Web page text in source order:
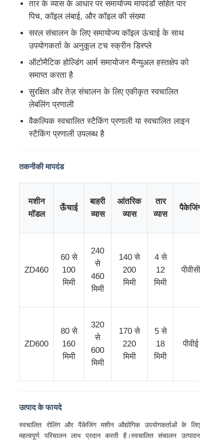
फैक्टरी यात्रा
गुणवत्ता नियंत्रण
हमसे संपर्क करें
समाचार
एक बोली का अनुरोध
एक्सट्रूज़न उत्पादन लाइन
तार फँसाने की मशीन
डबल ट्विस्ट स्ट्रैंडिंग मशीन
केबलिंग मशीन
तार के व्यास के आधार पर समायोज्य मापदंडों सहित पार
पिच, कॉइल लंबाई, और कॉइल की संख्या
सरल संचालन के लिए समायोज्य कॉइल ऊंचाई के साथ
उपयोगकर्ता के अनुकूल टच स्क्रीन डिस्प्ले
ऑटोमैटिक होल्डिंग आर्म समायोजन मैन्युअल हस्तक्षेप को
समाप्त करता है
सुरक्षित और तेज़ संचालन के लिए एकीकृत स्वचालित
लेबलिंग प्रणाली
वैकल्पिक स्वचालित स्टैकिंग प्रणाली या स्वचालित लाइन
स्टैकिंग प्रणाली उपलब्ध है
तकनीकी मापदंड
मशीन
मॉडल
ऊँचाई
बाहरी
व्यास
आंतरिक
व्यास
तार
व्यास
पैकेजिंग
ZD460
60 से
100
मिमी
240
से
460
मिमी
140 से
200
मिमी
4 से
12
मिमी
पीवीसी
ZD600
80 से
160
मिमी
320
से
600
मिमी
170 से
220
मिमी
5 से
18
मिमी
पीवीई
उत्पाद के फायदे
स्वचालित रोलिंग और पैकेजिंग मशीन औद्योगिक उपयोगकर्ताओं के लिए
महत्वपूर्ण परिचालन लाभ प्रदान करती है।स्वचालित संचालन उत्पादन